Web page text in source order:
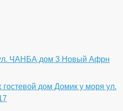
ЧАНБА дом 3 Новый Афрн
гостевой дом Домик у моря ул.